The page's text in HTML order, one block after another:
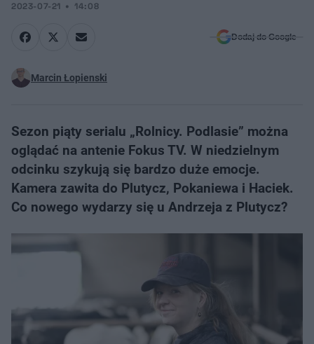
2023-07-21 14:08
Dodaj do Google
Marcin Łopienski
Sezon piąty serialu „Rolnicy. Podlasie” można
oglądać na antenie Fokus TV. W niedzielnym
odcinku szykują się bardzo duże emocje.
Kamera zawita do Plutycz, Pokaniewa i Haciek.
Co nowego wydarzy się u Andrzeja z Plutycz?